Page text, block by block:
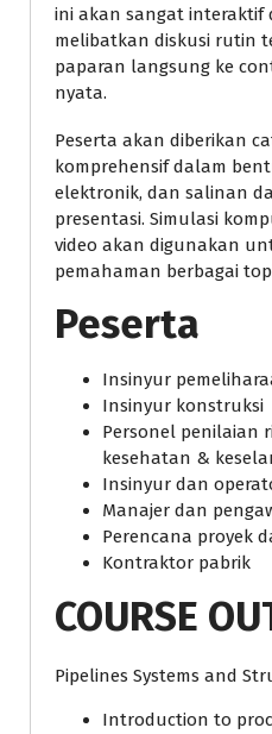
ini akan sangat interaktif
melibatkan diskusi rutin
paparan langsung ke
nyata.
Peserta akan diberikan
komprehensif dalam
elektronik, dan salinan
presentasi. Simulasi
video akan digunakan
pemahaman berbagai
Peserta
Insinyur
Insinyur konstruksi
Personel penilaian
kesehatan &
Insinyur dan
Manajer dan
Perencana proyek
Kontraktor pabrik
COURSE
Pipelines Systems and
Introduction to